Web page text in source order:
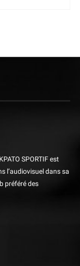
SPORTIF est
l’audiovisuel dans sa
préféré des